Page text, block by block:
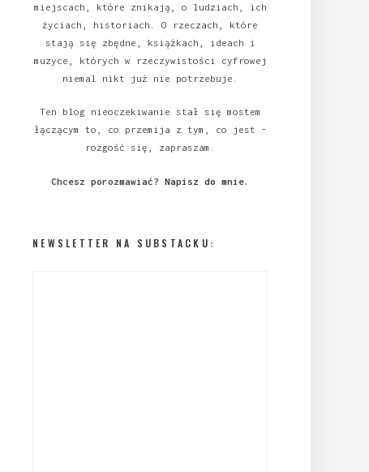
miejscach, które znikają, o ludziach, ich
życiach, historiach. O rzeczach, które
stają się zbędne, książkach, ideach i
muzyce, których w rzeczywistości cyfrowej
niemal nikt już nie potrzebuje.
Ten blog nieoczekiwanie stał się mostem
łączącym to, co przemija z tym, co jest –
rozgość się, zapraszam.
Chcesz porozmawiać? Napisz do mnie.
NEWSLETTER NA SUBSTACKU: